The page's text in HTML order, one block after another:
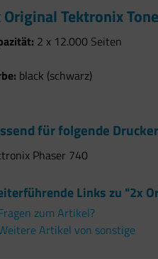
Original Tektronix
2 x 12.000 Seiten
black (schwarz)
für folgende
Phaser 740
Links zu "2x
zum Artikel?
Artikel von sonstige